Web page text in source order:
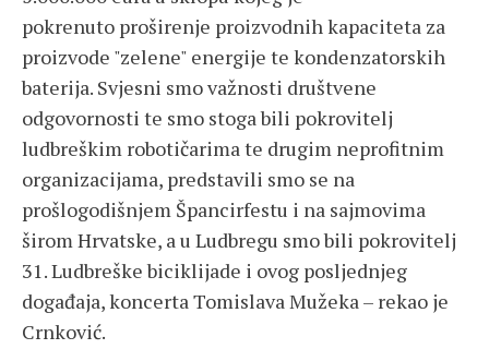
pokrenuto proširenje proizvodnih kapaciteta za
proizvode "zelene" energije te kondenzatorskih
baterija. Svjesni smo važnosti društvene
odgovornosti te smo stoga bili pokrovitelj
ludbreškim robotičarima te drugim neprofitnim
organizacijama, predstavili smo se na
prošlogodišnjem Špancirfestu i na sajmovima
širom Hrvatske, a u Ludbregu smo bili pokrovitelj
31. Ludbreške biciklijade i ovog posljednjeg
događaja, koncerta Tomislava Mužeka – rekao je
Crnković.